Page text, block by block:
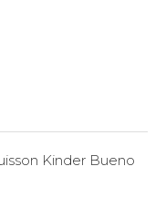
Kinder Bueno